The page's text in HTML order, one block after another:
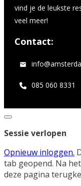
vind je de leukste
veel meer!
Contact:
085 060 8331
Dialoogvenster
Sessie verlopen
Opnieuw inloggen.
tab geopend. Na
deze pagina